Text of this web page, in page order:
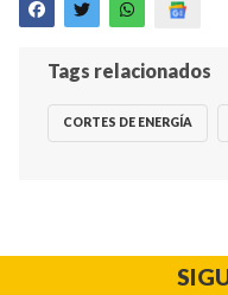
Tags relacionados
CORTES DE ENERGÍA